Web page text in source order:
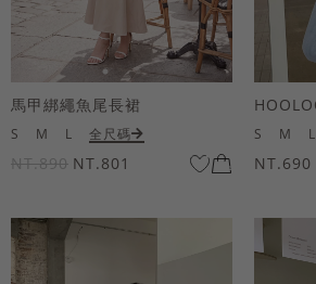
馬甲綁繩魚尾長裙
S M L 全尺碼
NT.890 NT.801
S M L
NT.690